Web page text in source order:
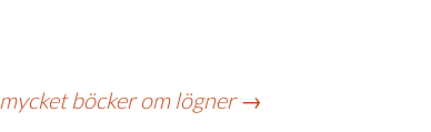
böcker om lögner→